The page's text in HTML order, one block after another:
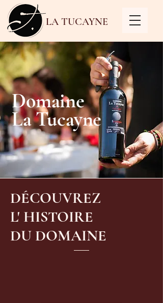
LA TUCAYNE
Domaine
La Tucayne
DÉCOUVREZ
L' HISTOIRE
DU DOMAINE